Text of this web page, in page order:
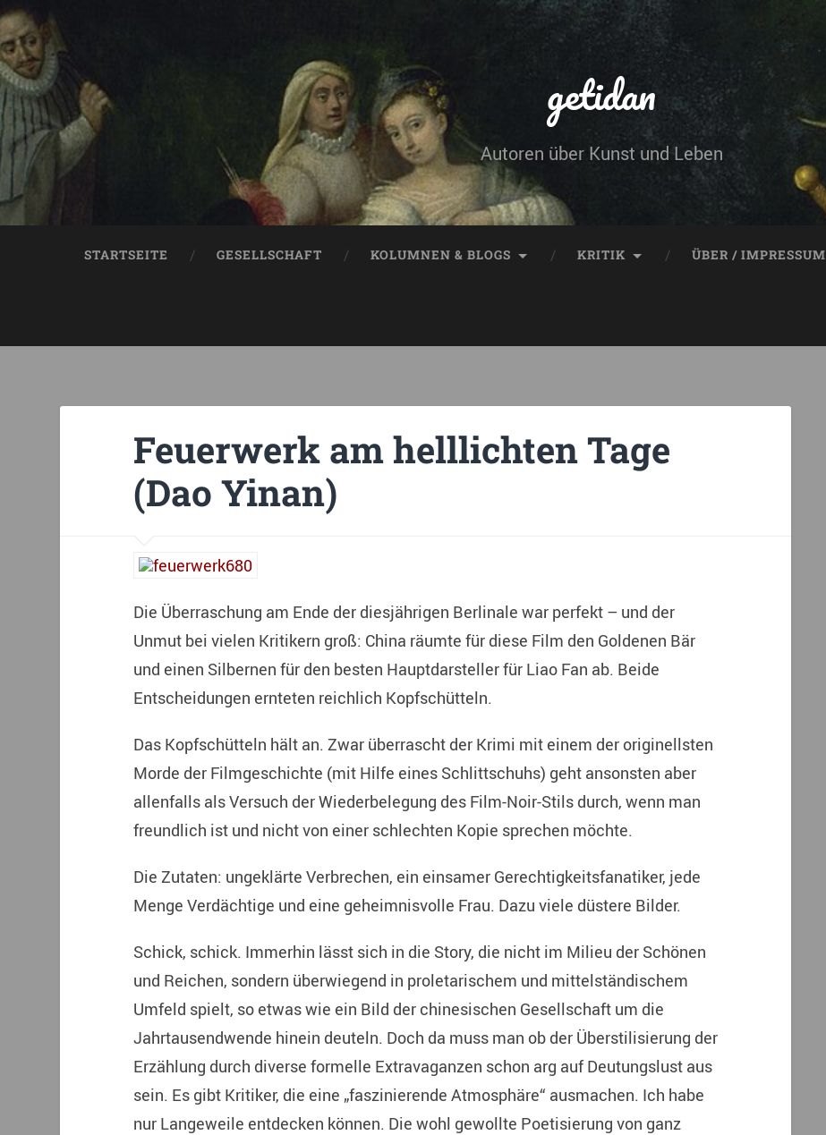
getidan
Autoren über Kunst und Leben
STARTSEITE GESELLSCHAFT KOLUMNEN & BLOGS KRITIK ÜBER / IMPRESSUM
Feuerwerk am helllichten Tage
(Dao Yinan)
Die Überraschung am Ende der diesjährigen Berlinale war perfekt – und der
Unmut bei vielen Kritikern groß: China räumte für diese Film den Goldenen Bär
und einen Silbernen für den besten Hauptdarsteller für Liao Fan ab. Beide
Entscheidungen ernteten reichlich Kopfschütteln.
Das Kopfschütteln hält an. Zwar überrascht der Krimi mit einem der originellsten
Morde der Filmgeschichte (mit Hilfe eines Schlittschuhs) geht ansonsten aber
allenfalls als Versuch der Wiederbelegung des Film-Noir-Stils durch, wenn man
freundlich ist und nicht von einer schlechten Kopie sprechen möchte.
Die Zutaten: ungeklärte Verbrechen, ein einsamer Gerechtigkeitsfanatiker, jede
Menge Verdächtige und eine geheimnisvolle Frau. Dazu viele düstere Bilder.
Schick, schick. Immerhin lässt sich in die Story, die nicht im Milieu der Schönen
und Reichen, sondern überwiegend in proletarischem und mittelständischem
Umfeld spielt, so etwas wie ein Bild der chinesischen Gesellschaft um die
Jahrtausendwende hinein deuteln. Doch da muss man ob der Überstilisierung der
Erzählung durch diverse formelle Extravaganzen schon arg auf Deutungslust aus
sein. Es gibt Kritiker, die eine „faszinierende Atmosphäre“ ausmachen. Ich habe
nur Langeweile entdecken können. Die wohl gewollte Poetisierung von ganz